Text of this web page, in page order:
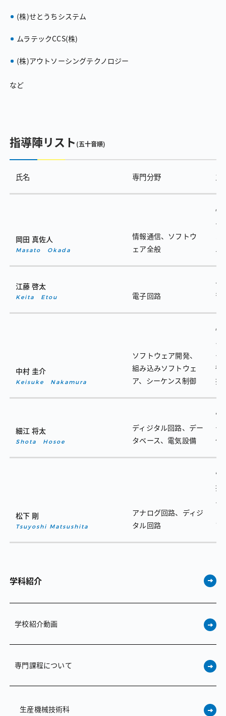
学科紹介
学校紹介動画
専門課程について
生産機械技術科
（株）せとうちシステム
ムラテックCCS（株）
（株）アウトソーシングテクノロジー
など
指導陣リスト （五十音順）
氏名 専門分野 主
岡田 真佐人
Masato Okada
情報通信、ソフトウ
ェア全般
情
グ
ム
江藤 啓太
Keita Etou 電子回路
セ
習
中村 圭介
Keisuke Nakamura
ソフトウェア開発、
組み込みソフトウェ
ア、シーケンス制御
情
イ
ー
術
技
細江 将太
Shota Hosoe
ディジタル回路、デー
タベース、電気設備
電
デ
作
松下 剛
Tsuyoshi Matsushita
アナログ回路、ディジ
タル回路
電
技
ル
ア